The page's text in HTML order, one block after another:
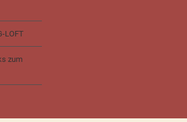
LOFT
zum